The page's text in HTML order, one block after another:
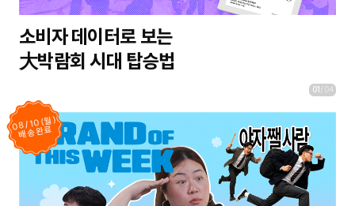
소비자 데이터로 보는
大박람회 시대 탑승법
01 04
08/10(월)
배송완료